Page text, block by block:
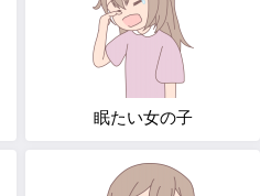
眠たい女の子